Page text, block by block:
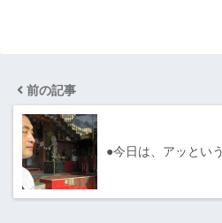
前の記事
●今日は、アッとい